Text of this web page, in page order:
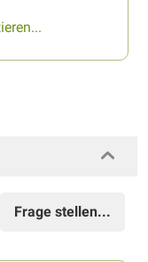
Frage stellen...